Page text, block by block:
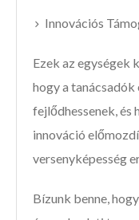
Innovációs
Ezek az egységek
hogy a
fejlődhessenek, és
innováció
versenyképesség
Bízunk benne,